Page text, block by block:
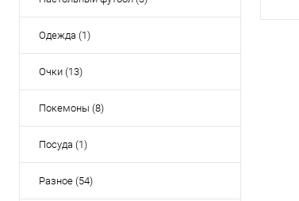
Одежда (1)
Очки (13)
Покемоны (8)
Посуда (1)
Разное (54)